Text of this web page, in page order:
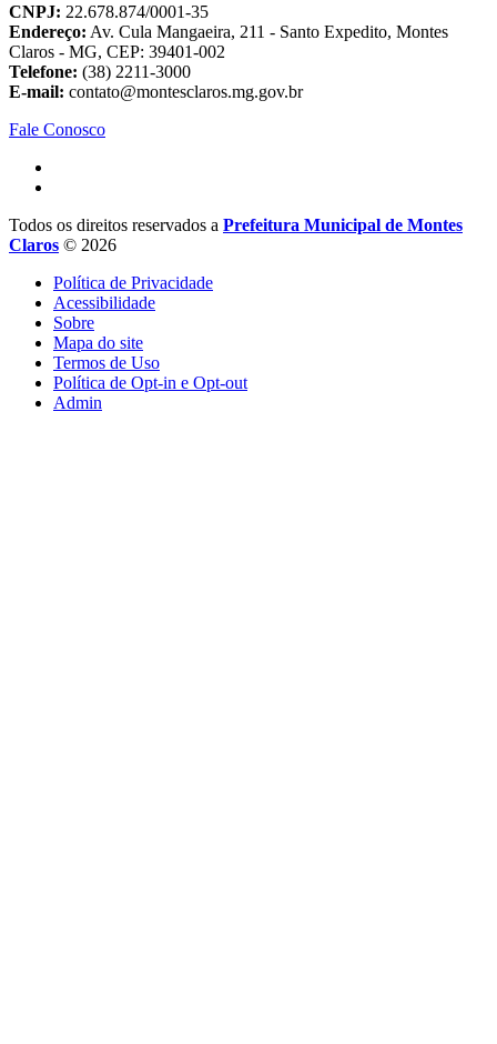
CNPJ: 22.678.874/0001-35
Endereço: Av. Cula Mangaeira, 211 - Santo Expedito, Montes
Claros - MG, CEP: 39401-002
Telefone: (38) 2211-3000
E-mail: contato@montesclaros.mg.gov.br
Fale Conosco
Todos os direitos reservados a Prefeitura Municipal de Montes
Claros © 2026
Política de Privacidade
Acessibilidade
Sobre
Mapa do site
Termos de Uso
Política de Opt-in e Opt-out
Admin